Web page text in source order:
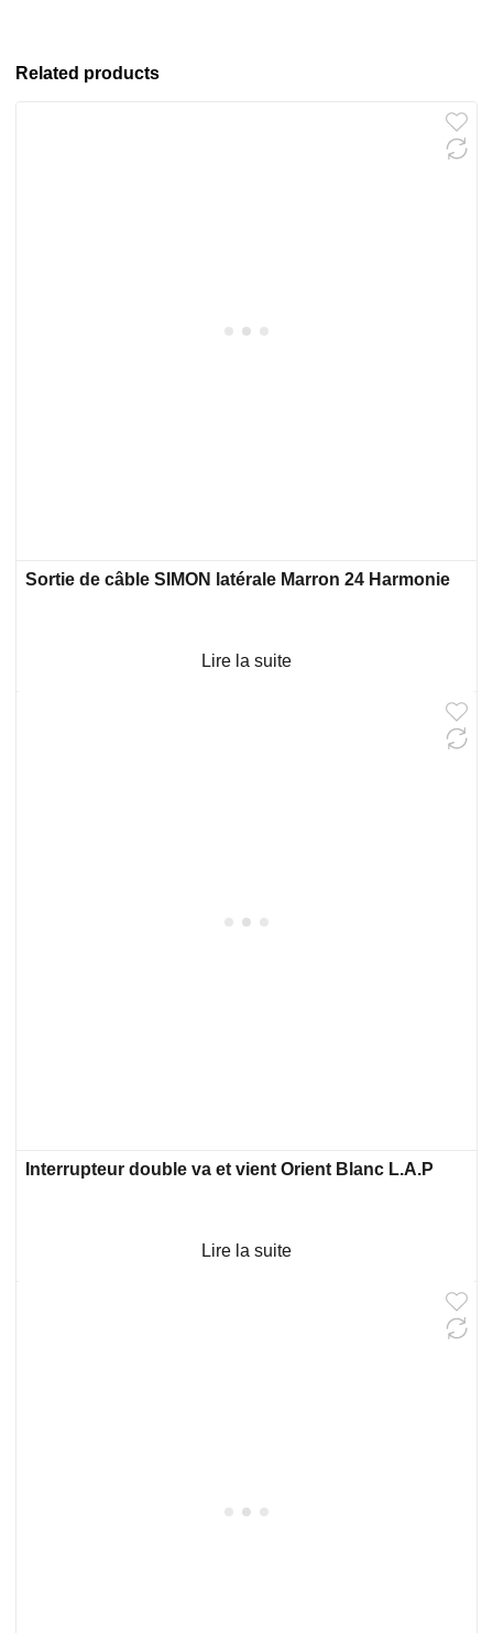
Related products
Sortie de câble SIMON latérale Marron 24 Harmonie
Lire la suite
Interrupteur double va et vient Orient Blanc L.A.P
Lire la suite